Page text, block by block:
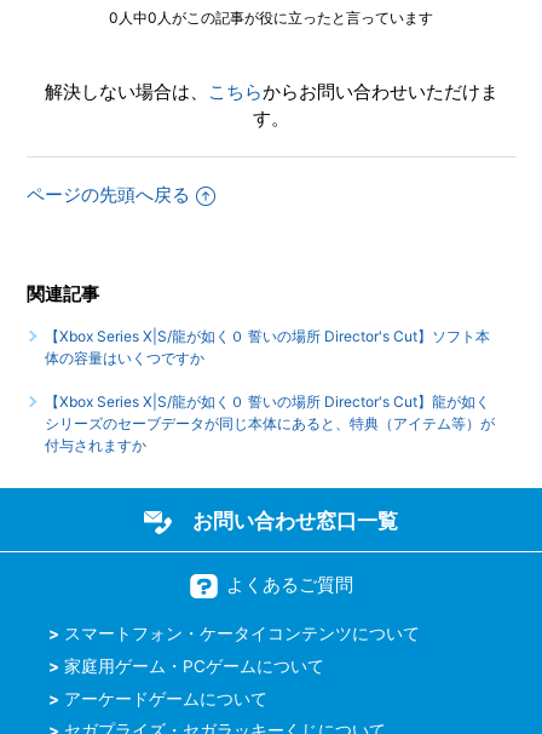
ゲームが難しいのですが、何かコツはありませんか
クリアデータのデータ引き継ぎにて、引き継がれる要素と引
き継がれない要素を教えてください
クリア後、2周めができるモードはありますか
エンディング後（クリア後）は何かモードが追加されたりし
【Xbox Series X|S/龍が如く０ 誓いの場所 Director's Cut】
サブストーリーなどで、目的の場所に行ってもイベントが発
生しません
0人中0人がこの記事が役に立ったと言っています
解決しない場合は、 こちらからお問い合わせいただけま
す。
ページの先頭へ戻る
関連記事
【Xbox Series X|S/龍が如く０ 誓いの場所 Director's Cut】ソフト本
体の容量はいくつですか
【Xbox Series X|S/龍が如く０ 誓いの場所 Director's Cut】龍が如く
シリーズのセーブデータが同じ本体にあると、特典（アイテム等）が
付与されますか
お問い合わせ窓口一覧
よくあるご質問
スマートフォン・ケータイコンテンツについて
家庭用ゲーム・PCゲームについて
アーケードゲームについて